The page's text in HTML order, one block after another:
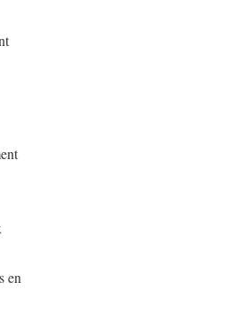
en